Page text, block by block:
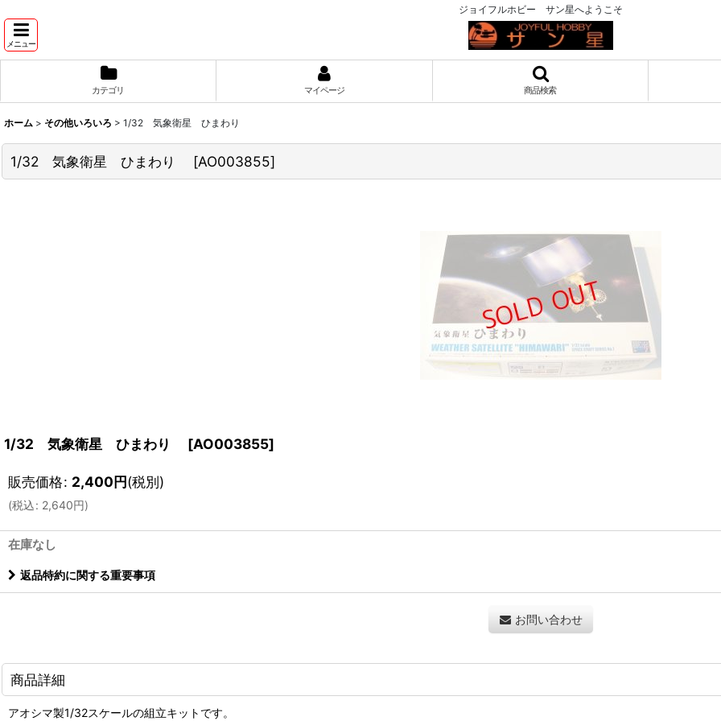
ジョイフルホビー サン星へようこそ
メニュー
カテゴリ マイページ 商品検索
ホーム > その他いろいろ > 1/32 気象衛星 ひまわり
1/32 気象衛星 ひまわり [AO003855]
1/32 気象衛星 ひまわり [AO003855]
販売価格: 2,400円(税別)
(税込: 2,640円)
在庫なし
返品特約に関する重要事項
お問い合わせ
商品詳細
アオシマ製1/32スケールの組立キットです。